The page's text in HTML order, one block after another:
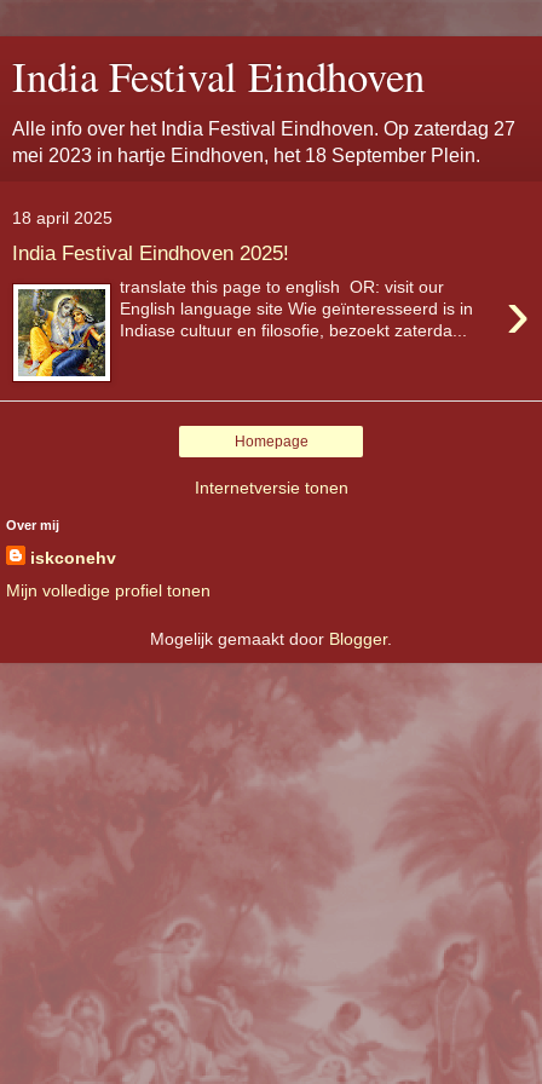
India Festival Eindhoven
Alle info over het India Festival Eindhoven. Op zaterdag 27
mei 2023 in hartje Eindhoven, het 18 September Plein.
18 april 2025
India Festival Eindhoven 2025!
›
translate this page to english OR: visit our
English language site Wie geïnteresseerd is in
Indiase cultuur en filosofie, bezoekt zaterda...
Homepage
Internetversie tonen
Over mij
iskconehv
Mijn volledige profiel tonen
Mogelijk gemaakt door Blogger.